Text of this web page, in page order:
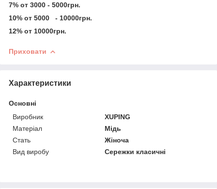
7% от 3000 - 5000грн.
10% от 5000 - 10000грн.
12% от 10000грн.
Приховати
Характеристики
Основні
Виробник
XUPING
Матеріал
Мідь
Стать
Жіноча
Вид виробу
Сережки класичні